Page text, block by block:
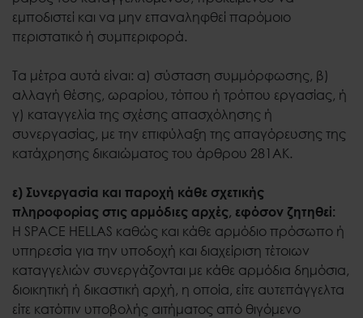
εμποδιστεί και να μην επαναληφθεί παρόμοιο
περιστατικό ή συμπεριφορά.
Τα μέτρα αυτά είναι: α) σύσταση συμμόρφωσης, β)
αλλαγή θέσης, ωραρίου, τόπου ή τρόπου εργασίας, ή
γ) καταγγελία της σχέσης απασχόλησης ή
συνεργασίας, με την επιφύλαξη της απαγόρευσης της
κατάχρησης δικαιώματος του άρθρου 281ΑΚ.
ε) Συνεργασία και παροχή κάθε σχετικής
πληροφορίας στις αρμόδιες αρχές, εφόσον ζητηθεί:
Η SPACE HELLAS καθώς και κάθε αρμόδιο πρόσωπο ή
υπηρεσία για την υποδοχή και διαχείριση τέτοιων
καταγγελιών συνεργάζονται με κάθε αρμόδια δημόσια,
διοικητική ή δικαστική αρχή, η οποία, είτε αυτεπάγγελτα
είτε κατόπιν υποβολής αιτήματος από θιγόμενο